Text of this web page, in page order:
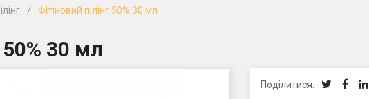
/ Фітіновий пілінг 50% 30 мл
50% 30 мл
Поділитися: